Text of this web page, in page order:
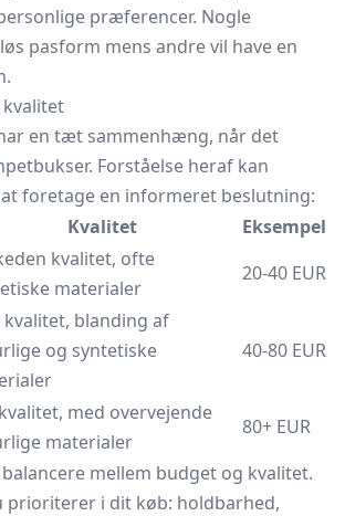
præferencer. Nogle
pasform mens andre vil have en
en tæt sammenhæng, når det
Forståelse heraf kan
foretage en informeret beslutning:
Kvalitet
Eksempel
kvalitet, ofte
materialer
20-40 EUR
kvalitet, blanding af
og syntetiske
40-80 EUR
med overvejende
materialer
80+ EUR
mellem budget og kvalitet.
prioriterer i dit køb: holdbarhed,